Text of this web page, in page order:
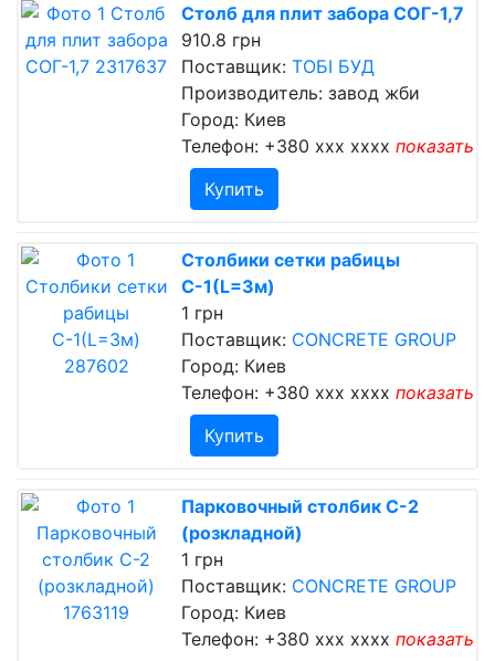
Столб для плит забора СОГ-1,7
910.8 грн
Поставщик: ТОБІ БУД
Производитель: завод жби
Город: Киев
Телефон: +380 xxx xxxx показать
Купить
Столбики сетки рабицы
С-1(L=3м)
1 грн
Поставщик: CONCRETE GROUP
Город: Киев
Телефон: +380 xxx xxxx показать
Купить
Парковочный столбик С-2
(розкладной)
1 грн
Поставщик: CONCRETE GROUP
Город: Киев
Телефон: +380 xxx xxxx показать